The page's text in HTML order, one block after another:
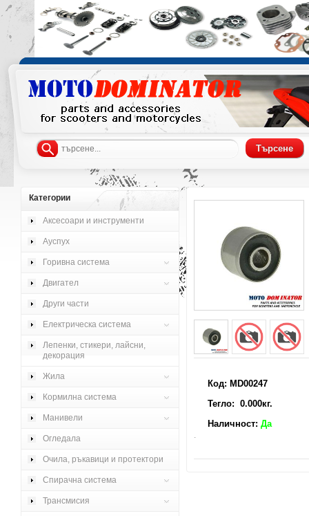
Код: MD00247
Тегло: 0.000кг.
Наличност: Да
Категории
Аксесоари и инструменти
Ауспух
Горивна система
Двигател
Други части
Електрическа система
Лепенки, стикери, лайсни,
декорация
Жила
Кормилна система
Манивели
Огледала
Очила, ръкавици и протектори
Спирачна система
Трансмисия